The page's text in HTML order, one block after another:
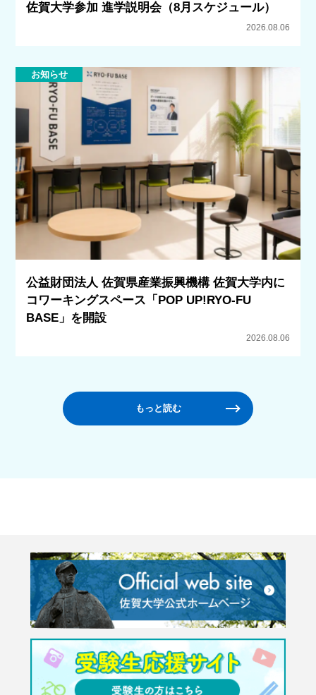
佐賀大学参加 進学説明会（8月スケジュール）
2026.08.06
お知らせ
公益財団法人 佐賀県産業振興機構 佐賀大学内に
コワーキングスペース「POP UP!RYO-FU
BASE」を開設
2026.08.06
もっと読む